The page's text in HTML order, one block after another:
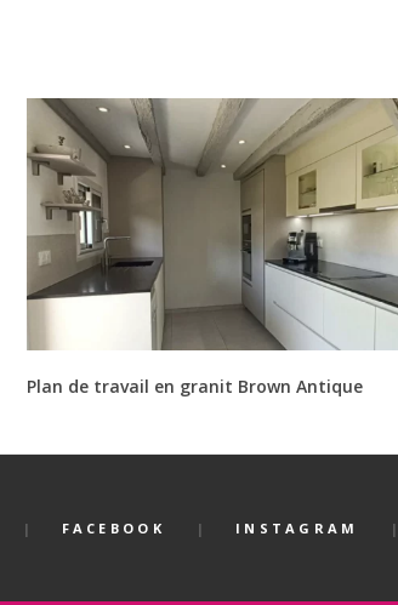
Plan de travail en granit Brown Antique
FACEBOOK INSTAGRAM